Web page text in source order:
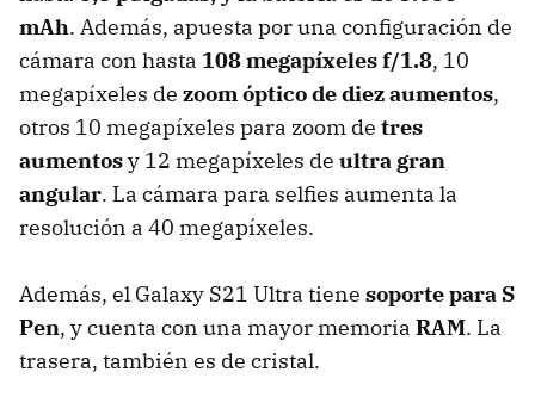
mAh. Además, apuesta por una configuración de
cámara con hasta 108 megapíxeles f/1.8, 10
megapíxeles de zoom óptico de diez aumentos,
otros 10 megapíxeles para zoom de tres
aumentosy 12 megapíxeles de ultra gran
angular. La cámara para selfies aumenta la
resolución a 40 megapíxeles.
Además, el Galaxy S21 Ultra tiene soporte para S
Pen, y cuenta con una mayor memoria RAM. La
trasera, también es de cristal.